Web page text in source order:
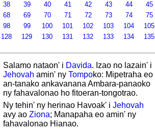
38 39 40 41 42 43 44 45
68 69 70 71 72 73 74 75
98 99 100 101 102 103 104 105
128 129 130 131 132 133 134 135
Salamo nataon' i Davida. Izao no lazain' i
Jehovah amin' ny Tompoko: Mipetraha eo
an-tanako ankavanana Ambara-panaoko
ny fahavalonao ho fitoeran-tongotrao.
Ny tehin' ny herinao Havoak' i Jehovah
avy ao Ziona; Manapaha eo amin' ny
fahavalonao Hianao.